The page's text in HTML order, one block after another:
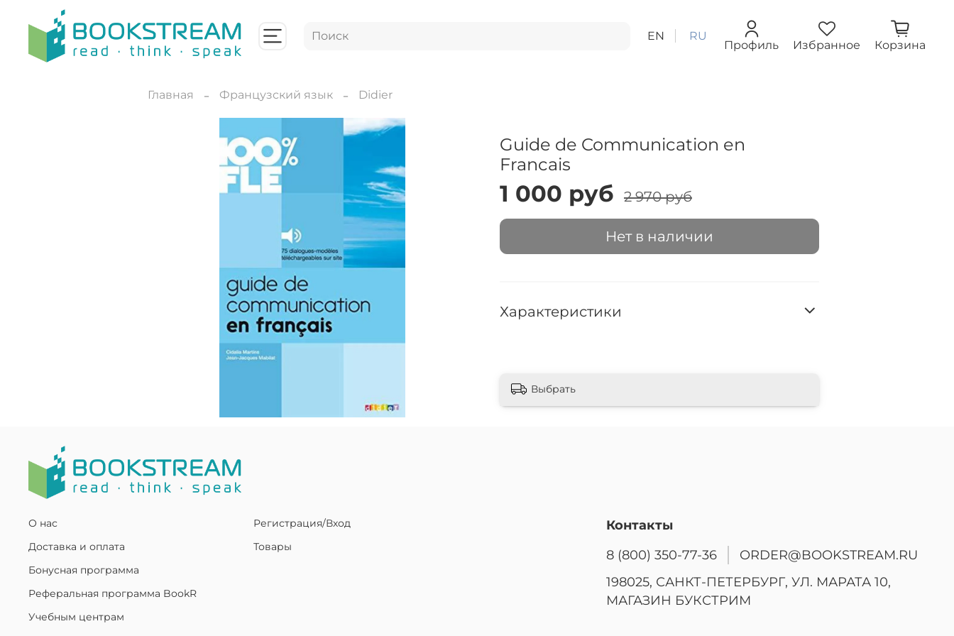
EN RU
Профиль Избранное Корзина
Главная Французский язык Didier
Guide de Communication en
Francais
1 000 руб 2 970 руб
Нет в наличии
Характеристики
Выбрать
О нас
Доставка и оплата
Бонусная программа
Реферальная программа BookR
Учебным центрам
Регистрация/Вход
Товары
Контакты
8 (800) 350-77-36
ORDER@BOOKSTREAM.RU
198025, САНКТ-ПЕТЕРБУРГ, УЛ. МАРАТА 10,
МАГАЗИН БУКСТРИМ